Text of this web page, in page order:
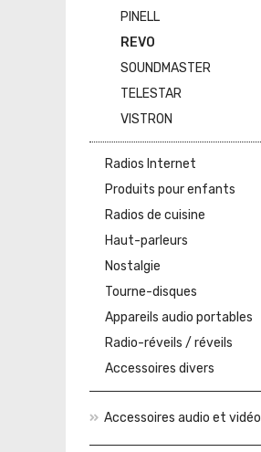
PINELL
REVO
SOUNDMASTER
TELESTAR
VISTRON
Radios Internet
Produits pour enfants
Radios de cuisine
Haut-parleurs
Nostalgie
Tourne-disques
Appareils audio portables
Radio-réveils / réveils
Accessoires divers
Accessoires audio et vidéo